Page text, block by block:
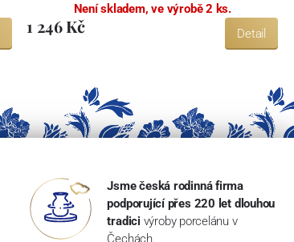
Není skladem, ve výrobě 2 ks.
1 246 Kč Detail
Jsme česká rodinná firma
podporující přes 220 let dlouhou
tradici výroby porcelánu v
Čechách.